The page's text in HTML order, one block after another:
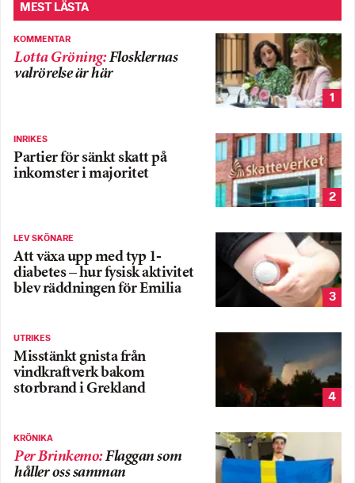
MEST LÄSTA
KOMMENTAR
Lotta Gröning:Flosklernas
valrörelse är här
1
INRIKES
Partier för sänkt skatt på
inkomster i majoritet
2
LEV SKÖNARE
Att växa upp med typ 1-
diabetes – hur fysisk aktivitet
blev räddningen för Emilia
3
UTRIKES
Misstänkt gnista från
vindkraftverk bakom
storbrand i Grekland
4
KRÖNIKA
Per Brinkemo:Flaggan som
håller oss samman